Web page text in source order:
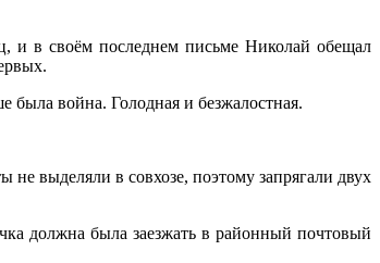
и в своём последнем письме Николай обещал
была война. Голодная и безжалостная.
выделяли в совхозе, поэтому запрягали двух
должна была заезжать в районный почтовый